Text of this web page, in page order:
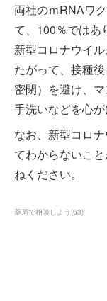
両社のｍRNAワ
て、100％ではあ
新型コロナウイ
たがって、接種
密閉）を避け、
手洗いなどを心が
なお、新型コロ
てわからないこ
ねください。
薬局で相談しよう (63)